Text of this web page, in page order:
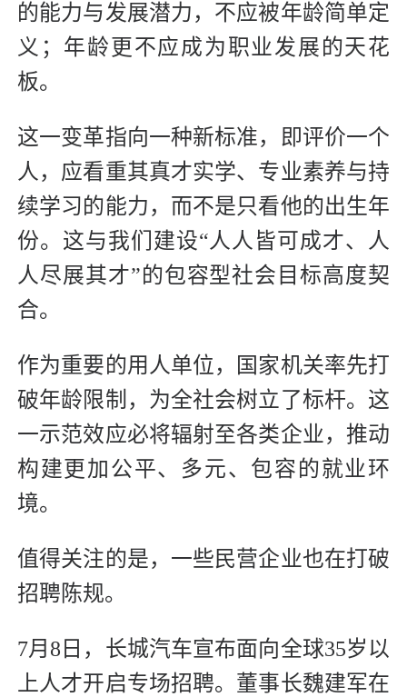
的能力与发展潜力，不应被年龄简单定
义；年龄更不应成为职业发展的天花
板。
这一变革指向一种新标准，即评价一个
人，应看重其真才实学、专业素养与持
续学习的能力，而不是只看他的出生年
份。这与我们建设“人人皆可成才、人
人尽展其才”的包容型社会目标高度契
合。
作为重要的用人单位，国家机关率先打
破年龄限制，为全社会树立了标杆。这
一示范效应必将辐射至各类企业，推动
构建更加公平、多元、包容的就业环
境。
值得关注的是，一些民营企业也在打破
招聘陈规。
7月8日，长城汽车宣布面向全球35岁以
上人才开启专场招聘。董事长魏建军在